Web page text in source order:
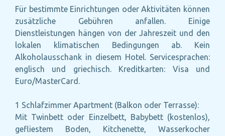
Für bestimmte Einrichtungen oder Aktivitäten können
zusätzliche Gebühren anfallen. Einige
Dienstleistungen hängen von der Jahreszeit und den
lokalen klimatischen Bedingungen ab. Kein
Alkoholausschank in diesem Hotel. Servicesprachen:
englisch und griechisch. Kreditkarten: Visa und
Euro/MasterCard.
1 Schlafzimmer Apartment (Balkon oder Terrasse):
Mit Twinbett oder Einzelbett, Babybett (kostenlos),
gefliestem Boden, Kitchenette, Wasserkocher